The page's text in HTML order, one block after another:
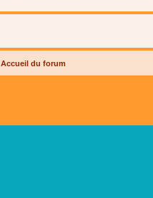
Accueil du forum